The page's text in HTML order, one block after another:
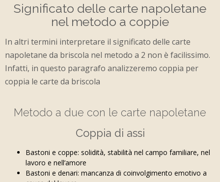
Significato delle carte napoletane
nel metodo a coppie
In altri termini interpretare il significato delle carte
napoletane da briscola nel metodo a 2 non è facilissimo.
Infatti, in questo paragrafo analizzeremo coppia per
coppia le carte da briscola
Metodo a due con le carte napoletane
Coppia di assi
Bastoni e coppe: solidità, stabilità nel campo familiare, nel
lavoro e nell’amore
Bastoni e denari: mancanza di coinvolgimento emotivo a